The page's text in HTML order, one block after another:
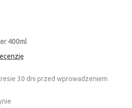
400ml
30 dni przed wprowadzeniem